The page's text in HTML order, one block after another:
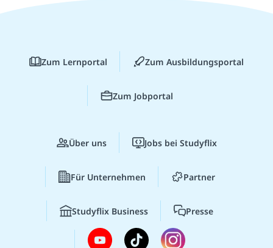
Zum Lernportal Zum Ausbildungsportal
Zum Jobportal
Über uns Jobs bei Studyflix
Für Unternehmen Partner
Studyflix Business Presse